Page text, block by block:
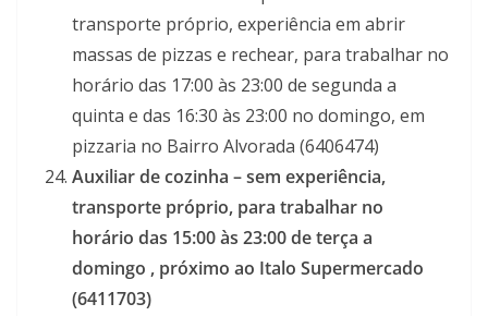
transporte próprio, experiência em abrir
massas de pizzas e rechear, para trabalhar no
horário das 17:00 às 23:00 de segunda a
quinta e das 16:30 às 23:00 no domingo, em
pizzaria no Bairro Alvorada (6406474)
Auxiliar de cozinha –sem experiência,
transporte próprio, para trabalhar no
horário das 15:00 às 23:00 de terça a
domingo , próximo ao Italo Supermercado
(6411703)